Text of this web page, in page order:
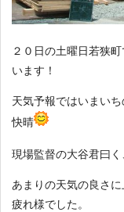
２０日の土曜日若狭
います！
天気予報ではいまい
快晴
現場監督の大谷君曰
あまりの天気の良さ
疲れ様でした。